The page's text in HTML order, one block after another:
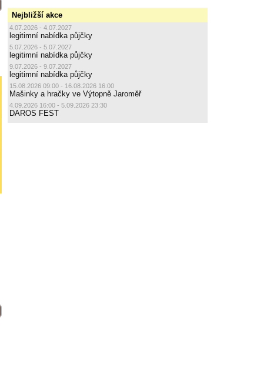
Nejbližší akce
4.07.2026 - 4.07.2027
legitimní nabídka půjčky
5.07.2026 - 5.07.2027
legitimní nabídka půjčky
9.07.2026 - 9.07.2027
legitimní nabídka půjčky
15.08.2026 09:00 - 16.08.2026 16:00
Mašinky a hračky ve Výtopně Jaroměř
4.09.2026 16:00 - 5.09.2026 23:30
DAROS FEST